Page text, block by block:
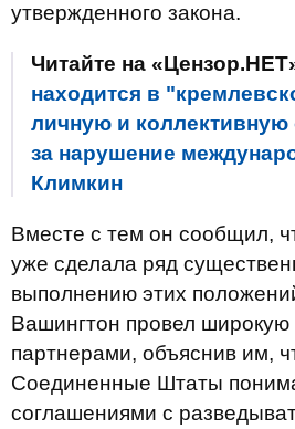
утвержденного закона.
Читайте на
находится в
личную и коллективную
за нарушение
Климкин
Вместе с тем он сообщил,
уже сделала ряд
выполнению этих
Вашингтон провел широкую
партнерами, объяснив им,
Соединенные Штаты
соглашениями с